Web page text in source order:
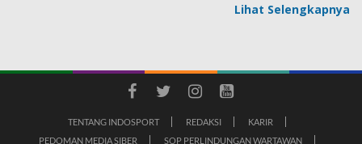
Lihat Selengkapnya
TENTANG INDOSPORT REDAKSI
KARIR
PEDOMAN MEDIA SIBER
SOP PERLINDUNGAN WARTAWAN